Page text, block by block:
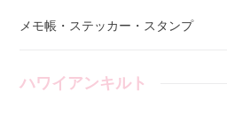
メモ帳・ステッカー・スタンプ
ハワイアンキルト